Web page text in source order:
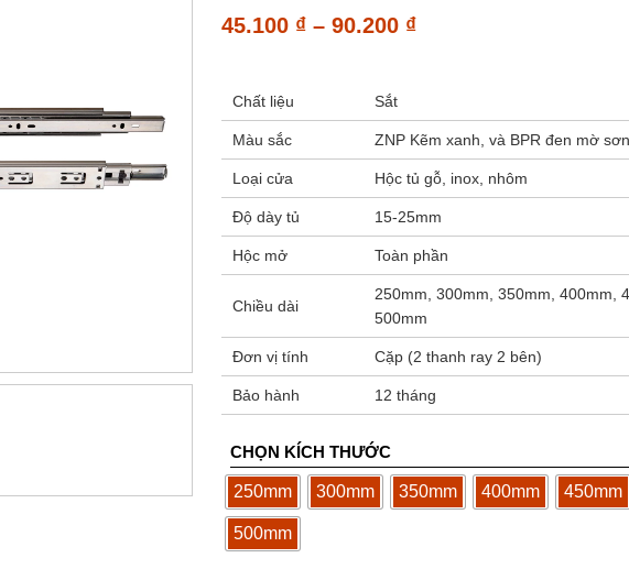
45.100 ₫ – 90.200 ₫Khoảng
đến
90.200 ₫
Chất liệu Sắt
Màu sắc ZNP Kẽm xanh, và BPR đen mờ sơn
Loại cửa Hộc tủ gỗ, inox, nhôm
Độ dày tủ 15-25mm
Hộc mở Toàn phần
Chiều dài
250mm, 300mm, 350mm, 400mm,
500mm
Đơn vị tính Cặp (2 thanh ray 2 bên)
Bảo hành 12 tháng
CHỌN KÍCH THƯỚC
250mm 300mm 350mm 400mm 450mm
500mm